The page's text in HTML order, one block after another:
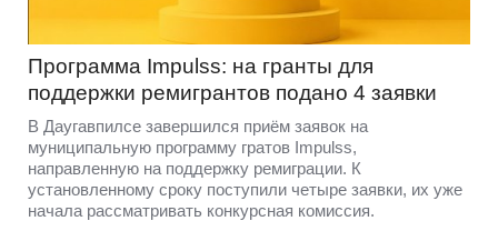
Программа Impulss: на гранты для
поддержки ремигрантов подано 4 заявки
В Даугавпилсе завершился приём заявок на
муниципальную программу гратов Impulss,
направленную на поддержку ремиграции. К
установленному сроку поступили четыре заявки, их уже
начала рассматривать конкурсная комиссия.